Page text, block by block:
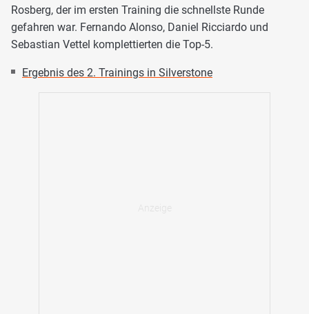
Rosberg, der im ersten Training die schnellste Runde
gefahren war. Fernando Alonso, Daniel Ricciardo und
Sebastian Vettel komplettierten die Top-5.
Ergebnis des 2. Trainings in Silverstone